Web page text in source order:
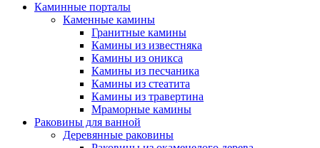
Каминные порталы
Каменные камины
Гранитные камины
Камины из известняка
Камины из оникса
Камины из песчаника
Камины из стеатита
Камины из травертина
Мраморные камины
Раковины для ванной
Деревянные раковины